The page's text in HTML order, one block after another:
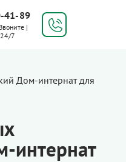
41-89
|
24/7
Дом-интернат для
интернат